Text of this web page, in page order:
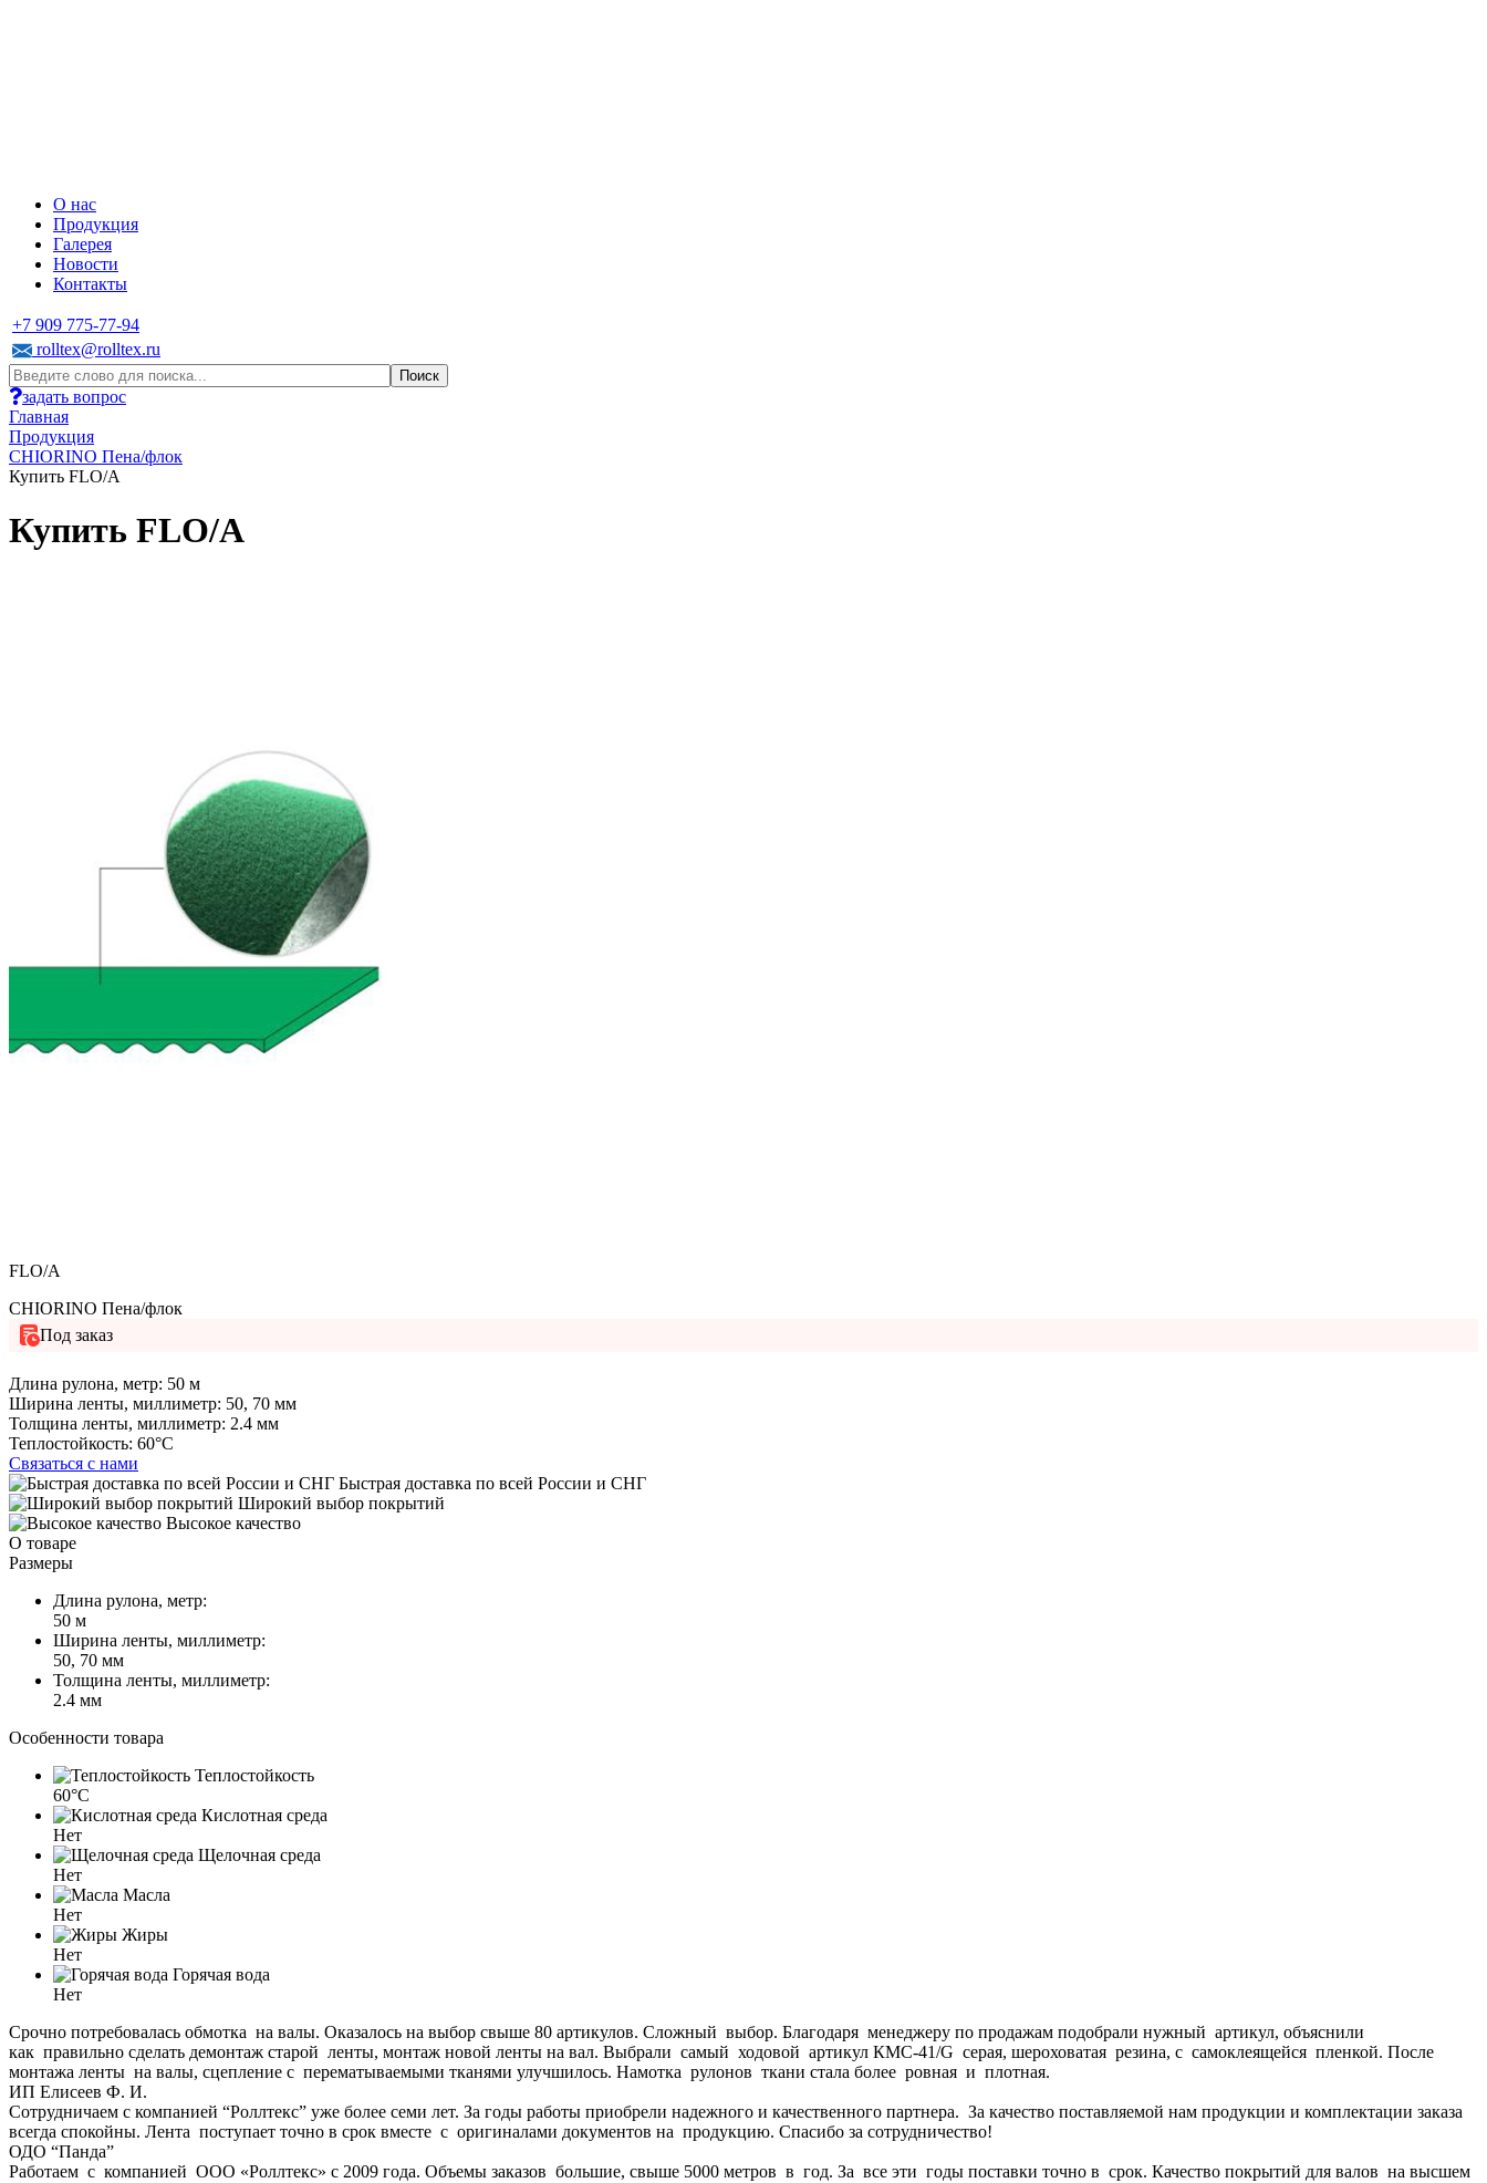
О нас
Продукция
Галерея
Новости
Контакты
+7 909 775-77-94
rolltex@rolltex.ru
задать вопрос
Главная
Продукция
CHIORINO Пена/флок
Купить FLO/A
Купить FLO/A
FLO/A
CHIORINO Пена/флок
Под заказ
Длина рулона, метр: 50 м
Ширина ленты, миллиметр: 50, 70 мм
Толщина ленты, миллиметр: 2.4 мм
Теплостойкость: 60°C
Связаться с нами
Быстрая доставка по всей России и СНГ
Широкий выбор покрытий
Высокое качество
О товаре
Размеры
Длина рулона, метр:
50 м
Ширина ленты, миллиметр:
50, 70 мм
Толщина ленты, миллиметр:
2.4 мм
Особенности товара
Теплостойкость
60°C
Кислотная среда
Нет
Щелочная среда
Нет
Масла
Нет
Жиры
Нет
Горячая вода
Нет
Срочно потребовалась обмотка на валы. Оказалось на выбор свыше 80 артикулов. Сложный выбор. Благодаря менеджеру по продажам подобрали нужный артикул, объяснили
как правильно сделать демонтаж старой ленты, монтаж новой ленты на вал. Выбрали самый ходовой артикул КМС-41/G серая, шероховатая резина, с самоклеящейся пленкой. После
монтажа ленты на валы, сцепление с перематываемыми тканями улучшилось. Намотка рулонов ткани стала более ровная и плотная.
ИП Елисеев Ф. И.
Сотрудничаем с компанией “Роллтекс” уже более семи лет. За годы работы приобрели надежного и качественного партнера. За качество поставляемой нам продукции и комплектации заказа
всегда спокойны. Лента поступает точно в срок вместе с оригиналами документов на продукцию. Спасибо за сотрудничество!
ОДО “Панда”
Работаем с компанией ООО «Роллтекс» с 2009 года. Объемы заказов большие, свыше 5000 метров в год. За все эти годы поставки точно в срок. Качество покрытий для валов на высшем